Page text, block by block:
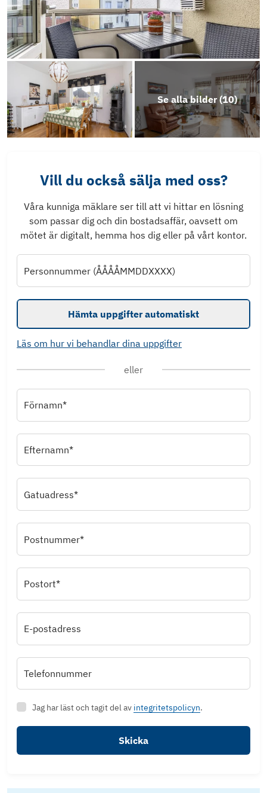
Se alla bilder (10)
Vill du också sälja med oss?
Våra kunniga mäklare ser till att vi hittar en lösning
som passar dig och din bostadsaffär, oavsett om
mötet är digitalt, hemma hos dig eller på vårt kontor.
Personnummer (ÅÅÅÅMMDDXXXX)
Hämta uppgifter automatiskt
Läs om hur vi behandlar dina uppgifter
eller
Förnamn*
Efternamn*
Gatuadress*
Postnummer*
Postort*
E-postadress
Telefonnummer
Jag har läst och tagit del av integritetspolicyn.
Skicka